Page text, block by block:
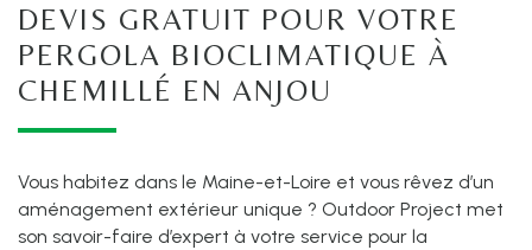
DEVIS GRATUIT POUR VOTRE
PERGOLA BIOCLIMATIQUE À
CHEMILLÉ EN ANJOU
Vous habitez dans le Maine-et-Loire et vous rêvez d’un
aménagement extérieur unique ? Outdoor Project met
son savoir-faire d’expert à votre service pour la